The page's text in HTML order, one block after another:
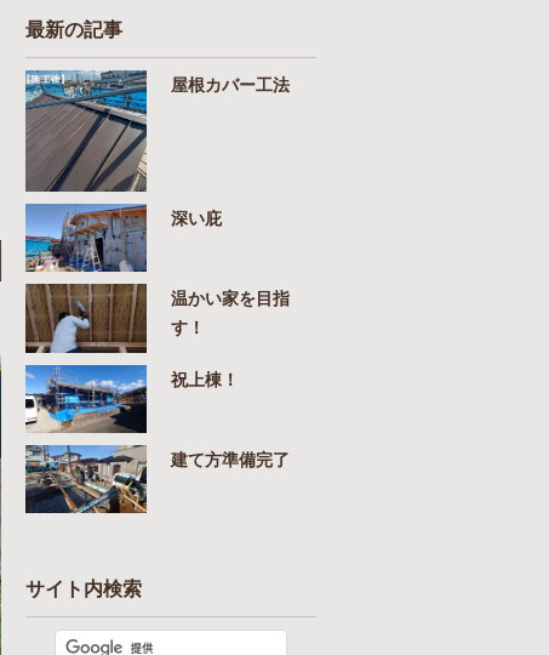
最新の記事
屋根カバー工法
深い庇
温かい家を目指
す！
祝上棟！
建て方準備完了
サイト内検索